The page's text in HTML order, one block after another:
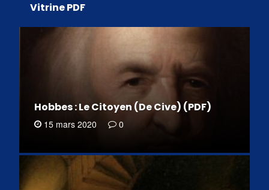
Vitrine PDF
Hobbes : Le Citoyen (De Cive) (PDF)
15 mars 2020 0